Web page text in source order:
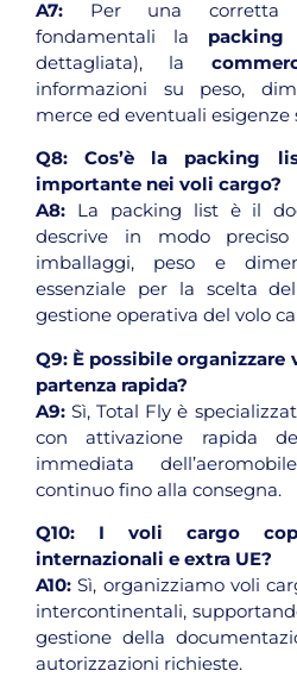
A7: Per una corretta
fondamentali la
dettagliata), la
informazioni su peso,
merce ed eventuali esigenze
Q8:
Cos’è la packing
importante nei voli cargo?
A8: La packing list è il
descrive in modo
imballaggi, peso e
essenziale per la scelta
gestione operativa del volo
Q9: È possibile
partenza rapida?
A9: Sì, Total Fly è
con attivazione rapida
immediata
continuo fino alla consegna.
Q10:
I voli cargo
internazionali e extra UE?
A10: Sì, organizziamo voli
intercontinentali,
gestione della
autorizzazioni richieste.